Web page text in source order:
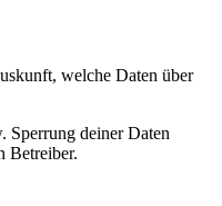
welche Daten über
Sperrung deiner Daten
Betreiber.